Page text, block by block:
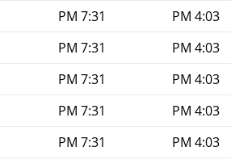
4:03 PM
7:31 PM
4:03 PM
7:31 PM
4:03 PM
7:31 PM
4:03 PM
7:31 PM
4:03 PM
7:31 PM